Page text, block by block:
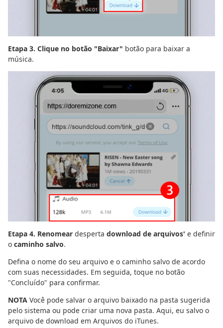
Etapa 3. Clique no botão "Baixar" botão para baixar a
música.
Etapa 4. Renomear desperta download de arquivos' e definir
o caminho salvo.
Defina o nome do seu arquivo e o caminho salvo de acordo
com suas necessidades. Em seguida, toque no botão
"Concluído" para confirmar.
NOTA Você pode salvar o arquivo baixado na pasta sugerida
pelo sistema ou pode criar uma nova pasta. Aqui, eu salvo o
arquivo de download em Arquivos do iTunes.